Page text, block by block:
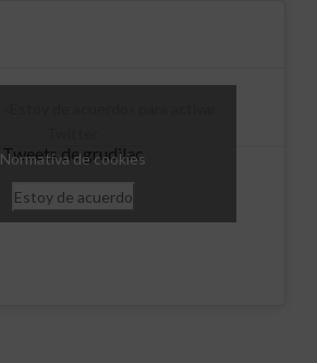
Tweets de grudilec
Normativa de cookies
Estoy de acuerdo